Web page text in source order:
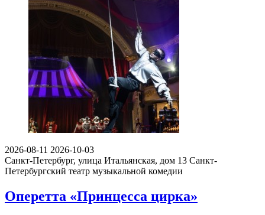
2026-08-11 2026-10-03
Санкт-Петербург, улица Итальянская, дом 13 Санкт-
Петербургский театр музыкальной комедии
Оперетта «Принцесса цирка»